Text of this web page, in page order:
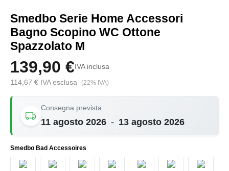
Smedbo Serie Home Accessori
Bagno Scopino WC Ottone
Spazzolato M
139,90 € IVA inclusa
114,67 € IVA esclusa (22% IVA)
Consegna prevista
11 agosto 2026 - 13 agosto 2026
Seleziona
Smedbo Bad Accessoires